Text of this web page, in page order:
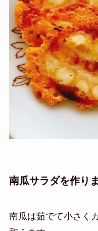
南瓜サラダを作り
南瓜は茹でて小さく